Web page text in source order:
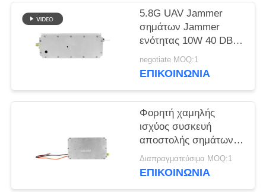
5.8G UAV Jammer
σημάτων Jammer
ενότητας 10W 40 DBM
RF ενότητα που
προσαρμόζεται
negotiate MOQ:1
ΕΠΙΚΟΙΝΩΝΊΑ
Φορητή χαμηλής
ισχύος συσκευή
αποστολής σημάτων
RF, μεγάλης
απόστασης αντι
Διαπραγματεύσιμα MOQ:1
ΕΠΙΚΟΙΝΩΝΊΑ